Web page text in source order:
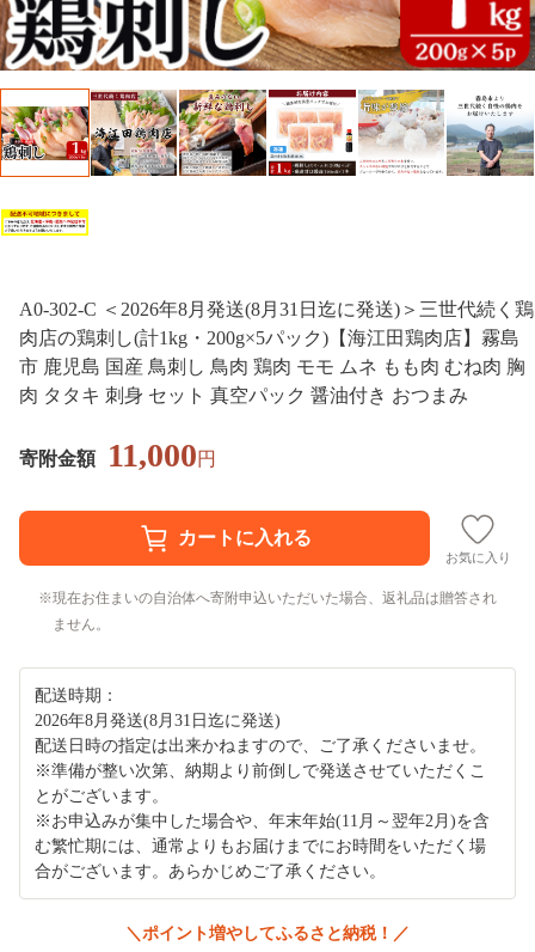
A0-302-C ＜2026年8月発送(8月31日迄に発送)＞三世代続く鶏
肉店の鶏刺し(計1kg・200g×5パック)【海江田鶏肉店】霧島
市 鹿児島 国産 鳥刺し 鳥肉 鶏肉 モモ ムネ もも肉 むね肉 胸
肉 タタキ 刺身 セット 真空パック 醤油付き おつまみ
寄附金額 11,000円
お気に入り
現在お住まいの自治体へ寄附申込いただいた場合、返礼品は贈答され
ません。
配送時期：
2026年8月発送(8月31日迄に発送)
配送日時の指定は出来かねますので、ご了承くださいませ。
※準備が整い次第、納期より前倒しで発送させていただくこ
とがございます。
※お申込みが集中した場合や、年末年始(11月～翌年2月)を含
む繁忙期には、通常よりもお届けまでにお時間をいただく場
合がございます。あらかじめご了承ください。
＼ポイント増やしてふるさと納税！／